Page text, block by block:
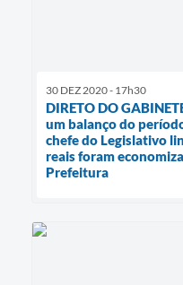
30 DEZ 2020 - 17h30
DIRETO DO
um balanço do
chefe do Legislativo
reais foram
Prefeitura